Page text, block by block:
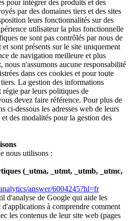
pour intégrer des produits et des
par des domaines tiers et des sites
leurs fonctionnalités sur des
utilisateur la plus fonctionnelle
ne sont pas contrôlés par nous de
sont présents sur le site uniquement
de navigation meilleure et plus
nous n'assumons aucune responsabilité
dans ces cookies et pour toute
La gestion des informations
régie par leurs politiques de
devez faire référence. Pour plus de
ci-dessous les adresses web de leurs
des modalités pour la gestion des
nous utilisons :
(_utma, _utmt, _utmb, _utmc,
answer/6004245?hl=fr
d'analyse de Google qui aide les
à comprendre comment
les contenus de leur site web (pages